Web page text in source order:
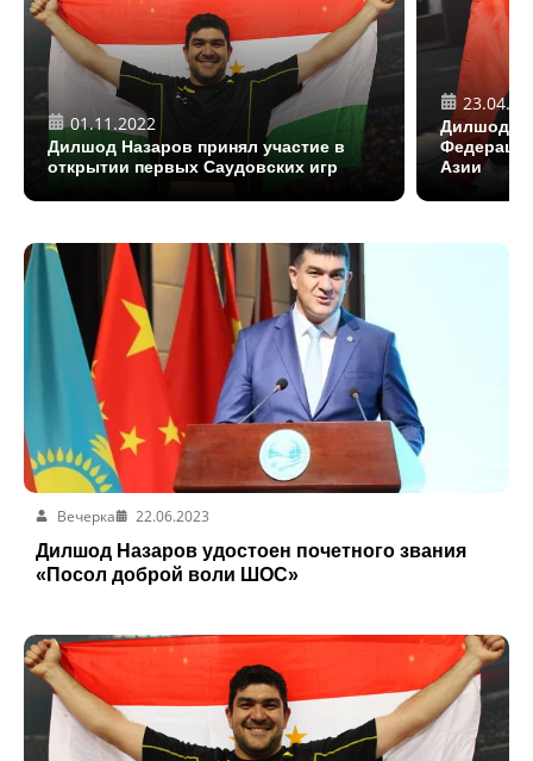
01.11.2022
Дилшод Назаров принял участие в
открытии первых Саудовских игр
Дилшод
Азии
Вечерка
22.06.2023
Дилшод Назаров удостоен почетного звания
«Посол доброй воли ШОС»